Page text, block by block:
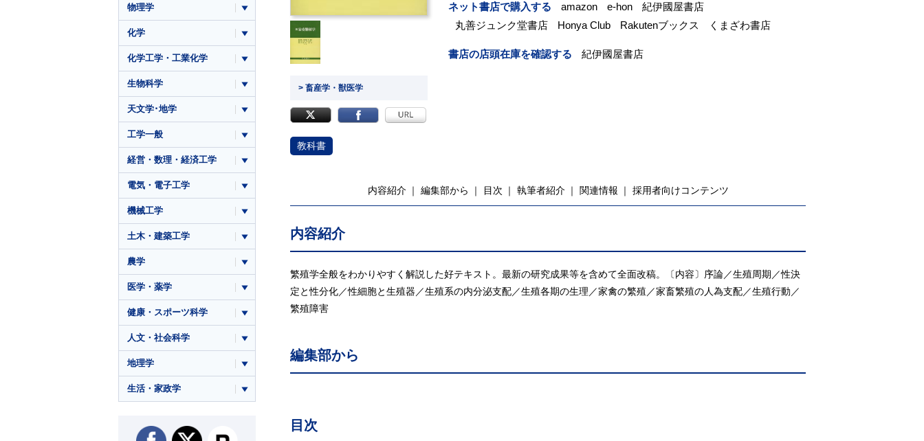
> 畜産学・獣医学
教科書
ネット書店で購入する amazon e-hon
紀伊國屋書店
丸善ジュンク堂書店
Honya Club Rakutenブックス くまざわ書店
書店の店頭在庫を確認する 紀伊國屋書店
内容紹介 編集部から 目次 執筆者紹介 関連情報 採用者向けコンテンツ
内容紹介
繁殖学全般をわかりやすく解説した好テキスト。最新の研究成果等を含めて全面改稿。〔内容〕序論／生殖周期／性決
定と性分化／性細胞と生殖器／生殖系の内分泌支配／生殖各期の生理／家禽の繁殖／家畜繁殖の人為支配／生殖行動／
繁殖障害
編集部から
目次
物理学
化学
化学工学・工業化学
生物科学
天文学･地学
工学一般
経営・数理・経済工学
電気・電子工学
機械工学
土木・建築工学
農学
医学・薬学
健康・スポーツ科学
人文・社会科学
地理学
生活・家政学